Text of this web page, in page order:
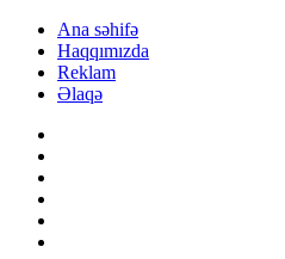
Ana səhifə
Haqqımızda
Reklam
Əlaqə